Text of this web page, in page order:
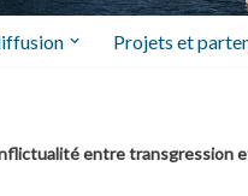
Projets et
entre transgression